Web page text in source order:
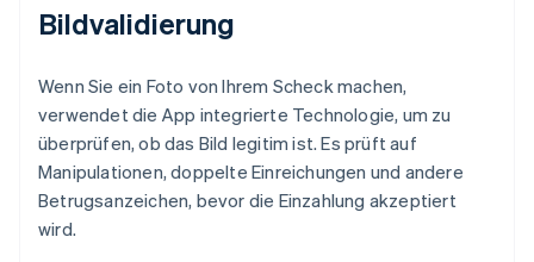
Bildvalidierung
Wenn Sie ein Foto von Ihrem Scheck machen,
verwendet die App integrierte Technologie, um zu
überprüfen, ob das Bild legitim ist. Es prüft auf
Manipulationen, doppelte Einreichungen und andere
Betrugsanzeichen, bevor die Einzahlung akzeptiert
wird.